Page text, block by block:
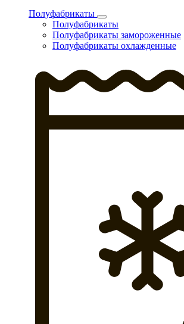
Полуфабрикаты
Полуфабрикаты
Полуфабрикаты замороженные
Полуфабрикаты охлажденные